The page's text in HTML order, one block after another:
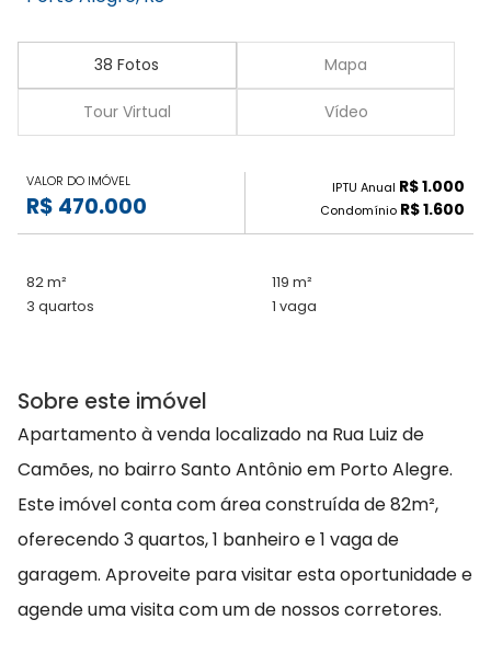
38 Fotos Mapa
Tour Virtual Vídeo
VALOR DO IMÓVEL
R$ 470.000
IPTU Anual R$ 1.000
Condomínio R$ 1.600
82 m²
119 m²
3 quartos
1 vaga
Sobre este imóvel
Apartamento à venda localizado na Rua Luiz de
Camões, no bairro Santo Antônio em Porto Alegre.
Este imóvel conta com área construída de 82m²,
oferecendo 3 quartos, 1 banheiro e 1 vaga de
garagem. Aproveite para visitar esta oportunidade e
agende uma visita com um de nossos corretores.